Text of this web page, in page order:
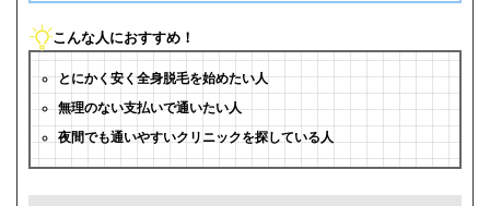
こんな人におすすめ！
とにかく安く全身脱毛を始めたい人
無理のない支払いで通いたい人
夜間でも通いやすいクリニックを探している人